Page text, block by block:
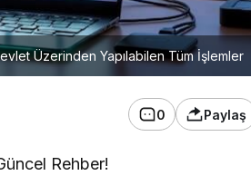
Üzerinden Yapılabilen Tüm İşlemler
0 Paylaş
Rehber!